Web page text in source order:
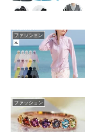
ファッション
ファッション